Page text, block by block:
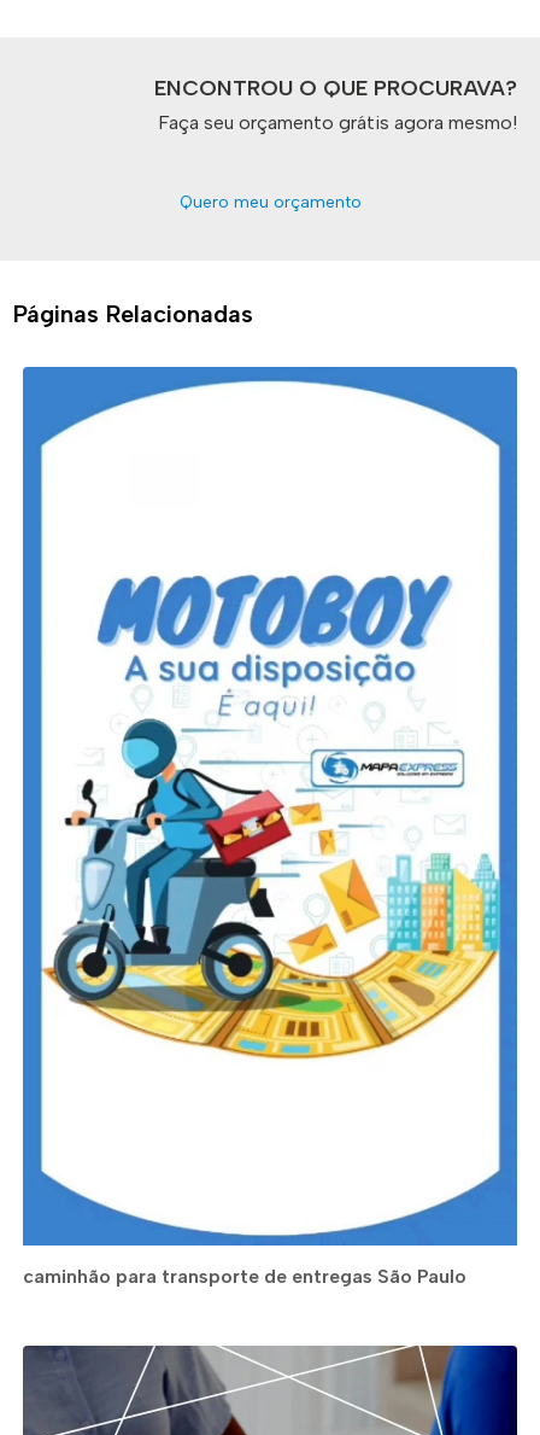
ENCONTROU O QUE PROCURAVA?
Faça seu orçamento grátis agora mesmo!
Quero meu orçamento
Páginas Relacionadas
caminhão para transporte de entregas São Paulo